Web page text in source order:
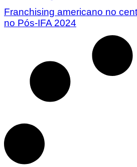
Franchising americano no
no Pós-IFA 2024